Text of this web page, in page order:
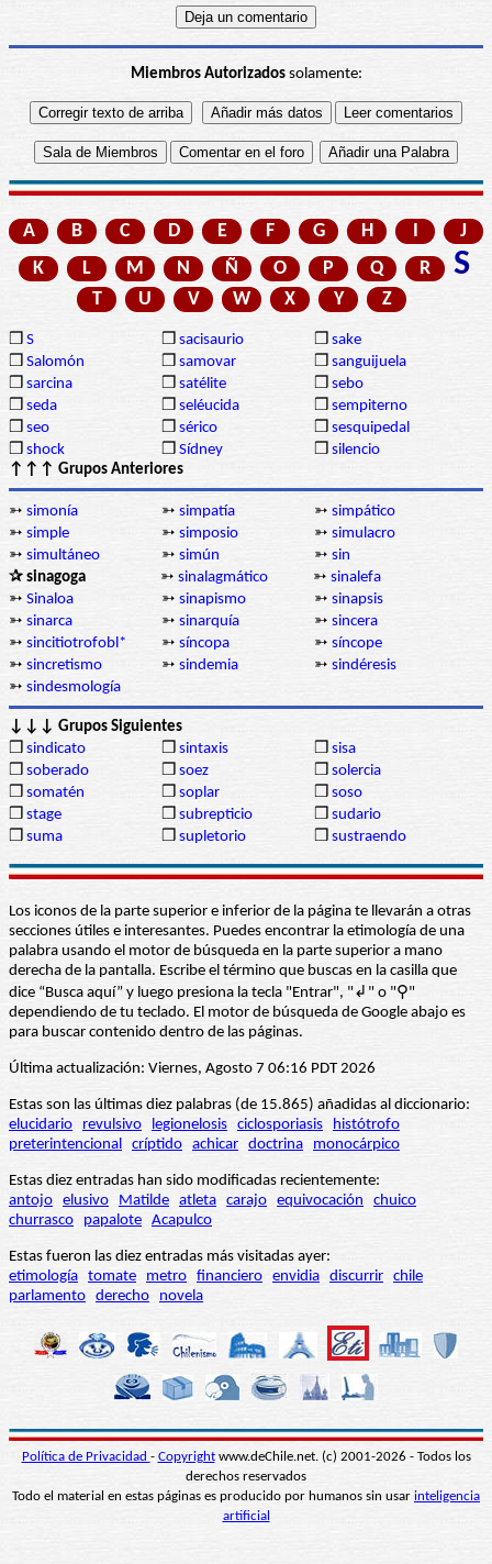
Miembros Autorizadossolamente:
A B C D E F G H
J
K
L M N Ñ O P Q R S
T U V W X Y Z
❒ S ❒ sacisaurio ❒ sake
❒ Salomón ❒ samovar ❒ sanguijuela
❒ sarcina ❒ satélite ❒ sebo
❒ seda ❒ seléucida ❒ sempiterno
❒ seo ❒ sérico ❒ sesquipedal
❒ shock ❒ Sídney ❒ silencio
↑↑↑ Grupos Anteriores
➳ simonía ➳ simpatía ➳ simpático
➳ simple ➳ simposio ➳ simulacro
➳ simultáneo ➳ simún ➳ sin
✰ sinagoga
➳ sinalagmático ➳ sinalefa
➳ Sinaloa ➳ sinapismo ➳ sinapsis
➳ sinarca ➳ sinarquía ➳ sincera
➳ sincitiotrofobl* ➳ síncopa ➳ síncope
➳ sincretismo ➳ sindemia ➳ sindéresis
➳ sindesmología
↓↓↓ Grupos Siguientes
❒ sindicato ❒ sintaxis ❒ sisa
❒ soberado ❒ soez ❒ solercia
❒ somatén ❒ soplar ❒ soso
❒ stage ❒ subrepticio ❒ sudario
❒ suma ❒ supletorio ❒ sustraendo
Los iconos de la parte superior e inferior de la página te llevarán a otras
secciones útiles e interesantes. Puedes encontrar la etimología de una
palabra usando el motor de búsqueda en la parte superior a mano
derecha de la pantalla. Escribe el término que buscas en la casilla que
dice “Busca aquí” y luego presiona la tecla "Entrar", "↲" o "⚲"
dependiendo de tu teclado. El motor de búsqueda de Google abajo es
para buscar contenido dentro de las páginas.
Última actualización: Viernes, Agosto 7 06:16 PDT 2026
Estas son las últimas diez palabras (de 15.865) añadidas al diccionario:
elucidario
revulsivo legionelosis ciclosporiasis
histótrofo
preterintencional
críptido achicar doctrina monocárpico
Estas diez entradas han sido modificadas recientemente:
antojo elusivo Matilde atleta carajo equivocación
chuico
churrasco
papalote Acapulco
Estas fueron las diez entradas más visitadas ayer:
etimología tomate metro financiero envidia discurrir chile
parlamento derecho novela
Política de Privacidad - Copyrightwww.deChile.net. (c) 2001-2026 - Todos los
derechos reservados
Todo el material en estas páginas es producido por humanos sin usar inteligencia
artificial